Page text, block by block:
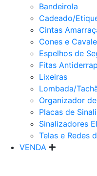
Bandeirola
Cadeado/
Cintas
Cones e
Espelhos de
Fitas
Lixeiras
Lombada/
Organizador
Placas de
Sinalizadores
Telas e Redes
VENDA